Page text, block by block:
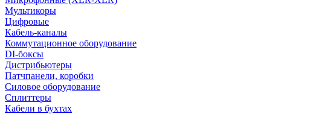
Мультикоры
Цифровые
Кабель-каналы
Коммутационное оборудование
DI-боксы
Дистрибьютеры
Патчпанели, коробки
Силовое оборудование
Сплиттеры
Кабели в бухтах